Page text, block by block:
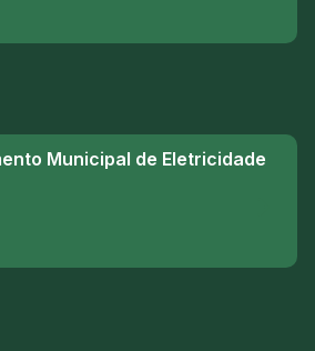
Municipal de Eletricidade